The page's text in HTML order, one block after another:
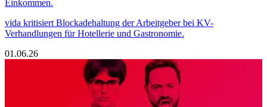
Einkommen.
vida kritisiert Blockadehaltung der Arbeitgeber bei KV-
Verhandlungen für Hotellerie und Gastronomie.
01.06.26